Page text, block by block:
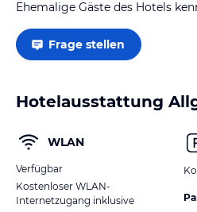
Ehemalige Gäste des Hotels
Frage stellen
Hotelausstattung
WLAN
Verfügbar
Kostenloser WLAN-
Internetzugang inklusive